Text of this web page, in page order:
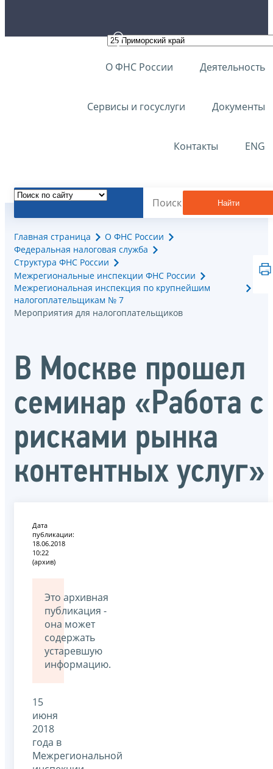
О ФНС России Деятельность
Сервисы и госуслуги Документы
Контакты ENG
Найти
Главная страница
О ФНС России
Федеральная налоговая служба
Структура ФНС России
Межрегиональные инспекции ФНС России
Межрегиональная инспекция по крупнейшим
налогоплательщикам № 7
Мероприятия для налогоплательщиков
В Москве прошел
семинар «Работа с
рисками рынка
контентных услуг»
Дата
публикации:
18.06.2018
10:22
(архив)
Это архивная
публикация -
она может
содержать
устаревшую
информацию.
15
июня
2018
года в
Межрегиональной